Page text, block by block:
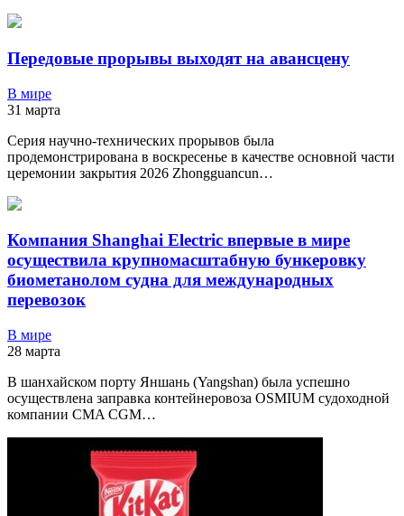
Передовые прорывы выходят на авансцену
В мире
31 марта
Серия научно-технических прорывов была
продемонстрирована в воскресенье в качестве основной части
церемонии закрытия 2026 Zhongguancun…
Компания Shanghai Electric впервые в мире
осуществила крупномасштабную бункеровку
биометанолом судна для международных
перевозок
В мире
28 марта
В шанхайском порту Яншань (Yangshan) была успешно
осуществлена заправка контейнеровоза OSMIUM судоходной
компании CMA CGM…